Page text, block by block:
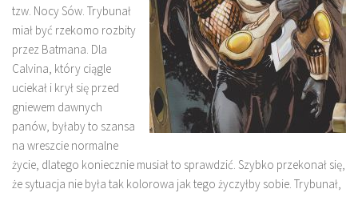
tzw. Nocy Sów. Trybunał
miał być rzekomo rozbity
przez Batmana. Dla
Calvina, który ciągle
uciekał i krył się przed
gniewem dawnych
panów, byłaby to szansa
na wreszcie normalne
życie, dlatego koniecznie musiał to sprawdzić. Szybko przekonał się,
że sytuacja nie była tak kolorowa jak tego życzyłby sobie. Trybunał,